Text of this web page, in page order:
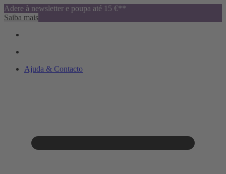
Adere à newsletter e poupa até 15 €**
Saiba mais
Ajuda & Contacto